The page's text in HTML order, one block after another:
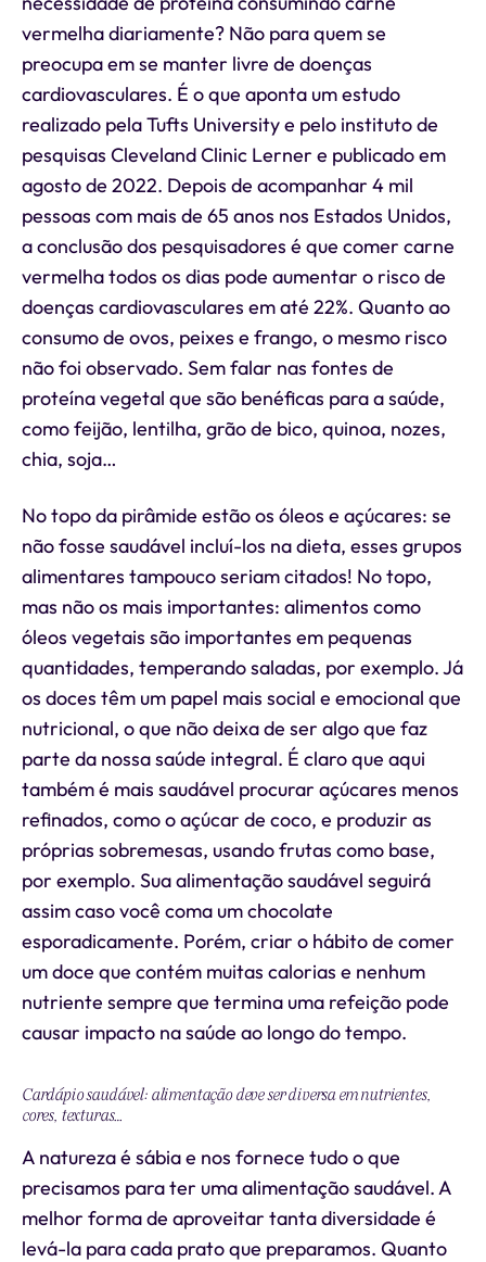
vermelha diariamente? Não para quem se
preocupa em se manter livre de doenças
cardiovasculares. É o que aponta um estudo
realizado pela Tufts University e pelo instituto de
pesquisas Cleveland Clinic Lerner e publicado em
agosto de 2022. Depois de acompanhar 4 mil
pessoas com mais de 65 anos nos Estados Unidos,
a conclusão dos pesquisadores é que comer carne
vermelha todos os dias pode aumentar o risco de
doenças cardiovasculares em até 22%. Quanto ao
consumo de ovos, peixes e frango, o mesmo risco
não foi observado. Sem falar nas fontes de
proteína vegetal que são benéficas para a saúde,
como feijão, lentilha, grão de bico, quinoa, nozes,
chia, soja…
No topo da pirâmide estão os óleos e açúcares: se
não fosse saudável incluí-los na dieta, esses grupos
alimentares tampouco seriam citados! No topo,
mas não os mais importantes: alimentos como
óleos vegetais são importantes em pequenas
quantidades, temperando saladas, por exemplo. Já
os doces têm um papel mais social e emocional que
nutricional, o que não deixa de ser algo que faz
parte da nossa saúde integral. É claro que aqui
também é mais saudável procurar açúcares menos
refinados, como o açúcar de coco, e produzir as
próprias sobremesas, usando frutas como base,
por exemplo. Sua alimentação saudável seguirá
assim caso você coma um chocolate
esporadicamente. Porém, criar o hábito de comer
um doce que contém muitas calorias e nenhum
nutriente sempre que termina uma refeição pode
causar impacto na saúde ao longo do tempo.
Cardápio saudável: alimentação deve ser diversa em nutrientes,
cores, texturas…
A natureza é sábia e nos fornece tudo o que
precisamos para ter uma alimentação saudável. A
melhor forma de aproveitar tanta diversidade é
levá-la para cada prato que preparamos. Quanto